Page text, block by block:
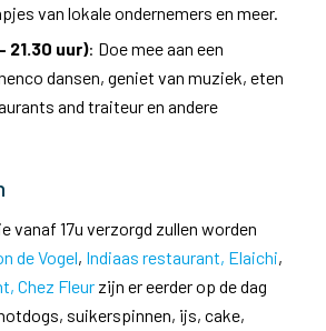
van lokale ondernemers en meer.
21.30 uur): Doe mee aan een
dansen, geniet van muziek, eten
and traiteur en andere
vanaf 17u verzorgd zullen worden
de Vogel, Indiaas restaurant, Elaichi,
Chez Fleurzijn er eerder op de dag
suikerspinnen, ijs, cake,